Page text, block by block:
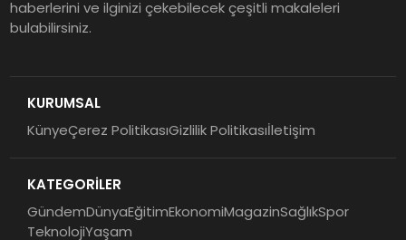
haberlerini ve ilginizi çekebilecek çeşitli makaleleri
bulabilirsiniz.
KURUMSAL
KünyeÇerez PolitikasıGizlilik Politikasıİletişim
KATEGORİLER
GündemDünyaEğitimEkonomiMagazinSağlıkSpor
TeknolojiYaşam